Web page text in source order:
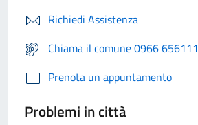
Richiedi Assistenza
Chiama il comune 0966 656111
Prenota un appuntamento
Problemi in città